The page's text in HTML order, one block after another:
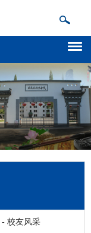
- 校友风采